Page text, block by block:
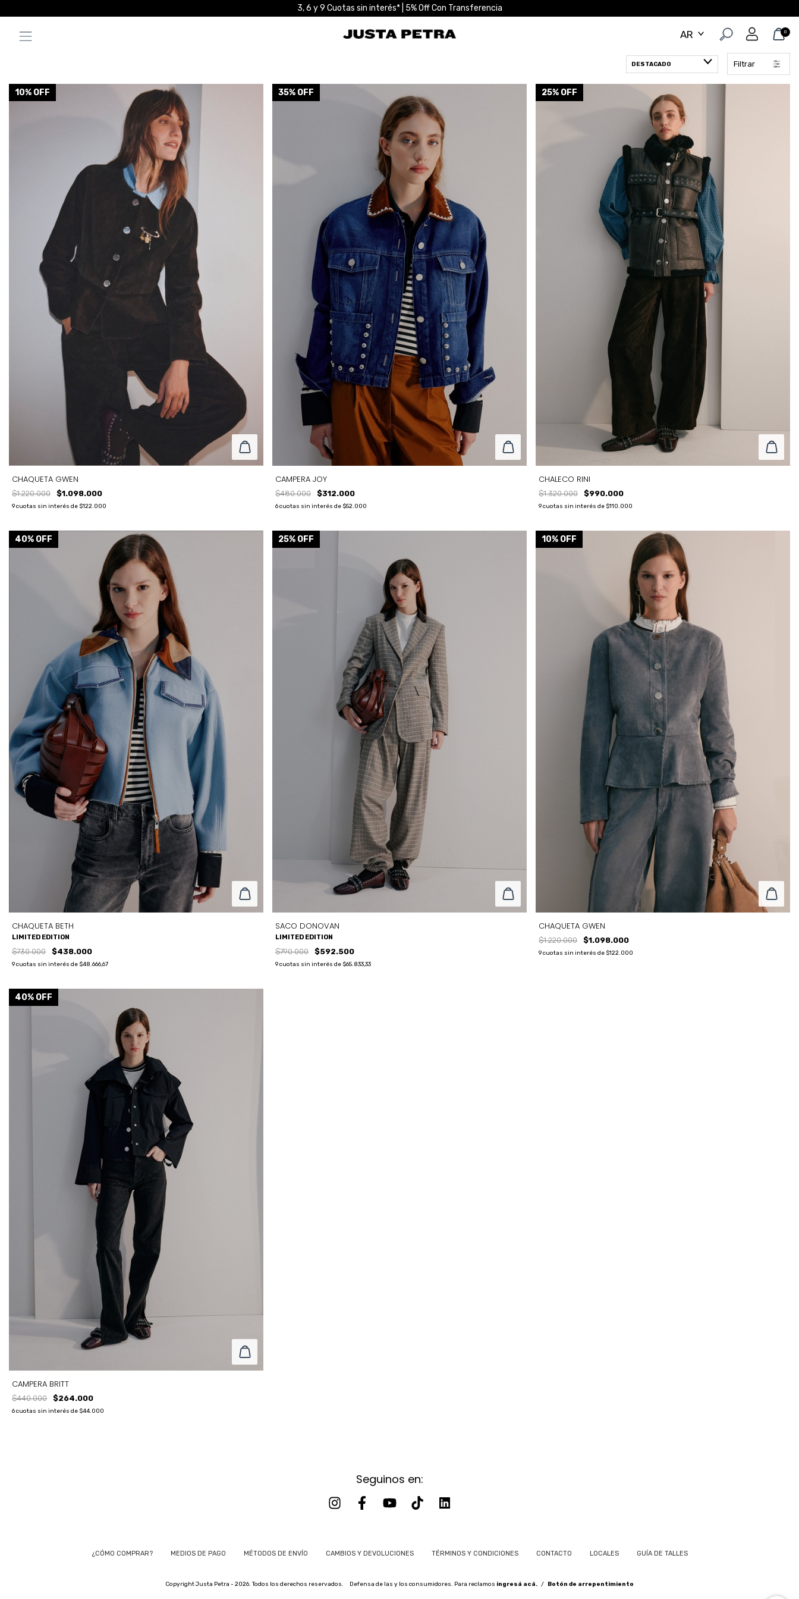
3, 6 y 9 Cuotas sin interés* | 5% Off Con Transferencia
0
Filtrar
10% OFF
COLOR
CHOCOLATE
S
M L
CHAQUETA GWEN
$1.220.000 $1.098.000
9cuotas sin interés de $122.000
35% OFF
TALLE
M S
CAMPERA JOY
$480.000 $312.000
6cuotas sin interés de $52.000
25% OFF
COLOR
CHOCOLATE
TALLE
L
M S
CHALECO RINI
$1.320.000 $990.000
9cuotas sin interés de $110.000
40% OFF
TALLE
TALLE M
CHAQUETA BETH
LIMITED EDITION
$730.000 $438.000
9cuotas sin interés de $48.666,67
25% OFF
SACO DONOVAN
LIMITED EDITION
$790.000 $592.500
9cuotas sin interés de $65.833,33
10% OFF
CHAQUETA GWEN
$1.220.000 $1.098.000
9cuotas sin interés de $122.000
40% OFF
CAMPERA BRITT
$440.000 $264.000
6cuotas sin interés de $44.000
Seguinos en:
¿CÓMO COMPRAR? MEDIOS DE PAGO MÉTODOS DE ENVÍO CAMBIOS Y DEVOLUCIONES TÉRMINOS Y CONDICIONES CONTACTO LOCALES GUÍA DE TALLES
Copyright Justa Petra - 2026. Todos los derechos reservados. Defensa de las y los consumidores. Para reclamos ingresá acá. / Botón de arrepentimiento